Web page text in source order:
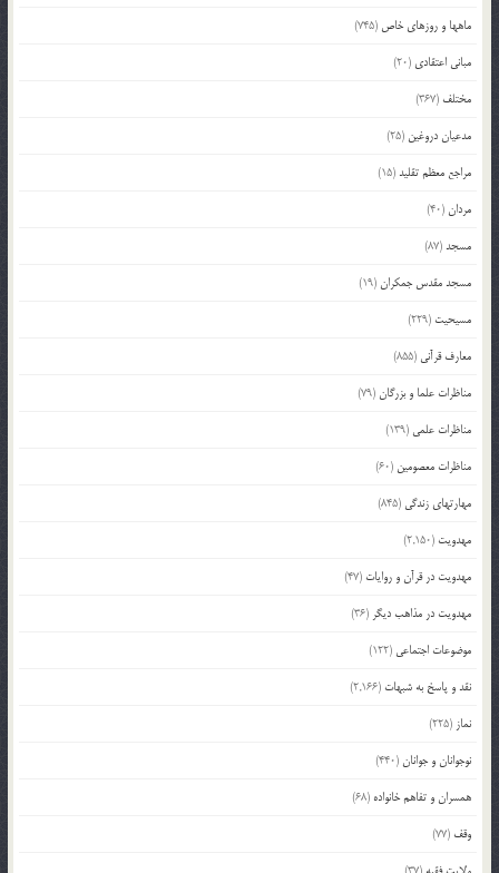
ماهها و روزهای خاص (745)
مبانی اعتقادی (20)
مختلف (367)
مدعیان دروغین (25)
مراجع معظم تقلید(15)
مردان(40)
مسجد(87)
مسجد مقدس جمکران(19)
مسیحیت (229)
معارف قرآنی (855)
مناظرات علما و بزرگان(79)
مناظرات علمی (139)
مناظرات معصومین (60)
مهارتهای زندگی (845)
مهدویت (2,150)
مهدویت در قرآن و روایات (47)
مهدویت در مذاهب دیگر (36)
موضوعات اجتماعی (122)
نقد و پاسخ به شبهات (2,166)
نماز (225)
نوجوانان و جوانان(440)
همسران و تفاهم خانواده (68)
وقف (77)